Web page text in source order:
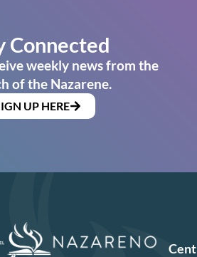
Connected
weekly news from the
of the Nazarene.
UP HERE